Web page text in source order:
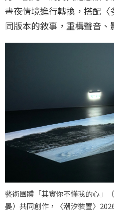
晝夜情境進行轉換，搭配
同版本的敘事，重構聲音、
藝術團體「其實你不懂我的心」
晏）共同創作，〈潮汐裝置〉